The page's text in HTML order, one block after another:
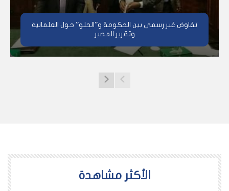
تفاوض غير رسمي بين الحكومة و”الحلو” حول العلمانية
وتقرير المصير
اﻷكثر مشاهدة